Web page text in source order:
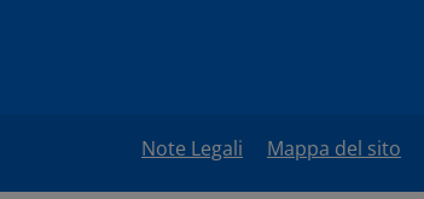
Note Legali Mappa del sito